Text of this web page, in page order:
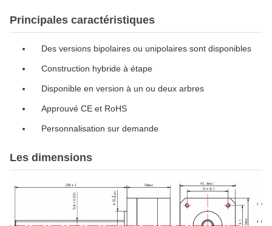
Principales caractéristiques
Des versions bipolaires ou unipolaires sont disponibles
Construction hybride à étape
Disponible en version à un ou deux arbres
Approuvé CE et RoHS
Personnalisation sur demande
Les dimensions